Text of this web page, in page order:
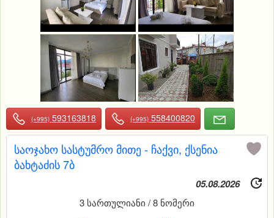
(+995) 593163818 (+995) 558400820
საოჯახო სასტუმრო მითე - ჩაქვი, ქსენია
ბახტაძის 7ბ
05.08.2026
3 სართულიანი / 8 ნომერი